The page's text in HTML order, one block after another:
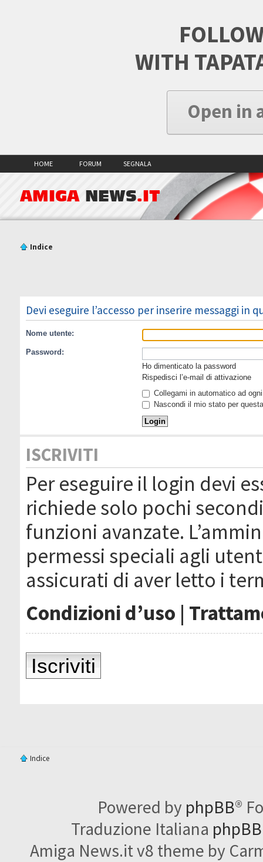
WITH
Open in
HOME FORUM SEGNALA
AMIGA NEWS.IT
Indice
Devi eseguire l’accesso per inserire messaggi in
Nome utente:
Password:
Ho dimenticato la password
Rispedisci l’e-mail di attivazione
Collegami in automatico ad
Nascondi il mio stato per
ISCRIVITI
Per eseguire il login devi
richiede solo pochi
funzioni avanzate.
permessi speciali agli
assicurati di aver letto i
Condizioni d’uso |
Iscriviti
Indice
Powered by phpBB®
Traduzione Italiana
Amiga News.it v8 theme by